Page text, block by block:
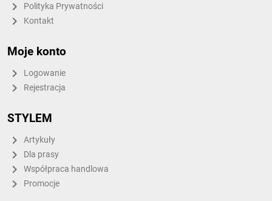
Polityka Prywatności
Kontakt
Moje konto
Logowanie
Rejestracja
STYLEM
Artykuły
Dla prasy
Współpraca handlowa
Promocje